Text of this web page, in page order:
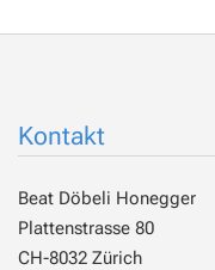
Kontakt
Beat Döbeli Honegger
Plattenstrasse 80
CH-8032 Zürich